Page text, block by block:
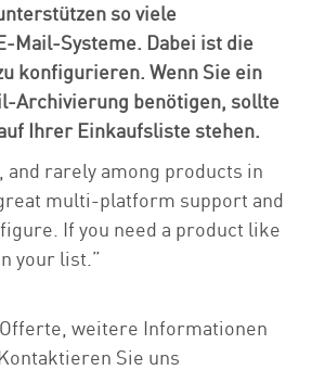
so viele
Mail-Systeme. Dabei ist die
konfigurieren. Wenn Sie ein
Archivierung benötigen, sollte
Ihrer Einkaufsliste stehen.
rarely among products in
multi-platform support and
If you need a product like
your list.”
weitere Informationen
Sie uns